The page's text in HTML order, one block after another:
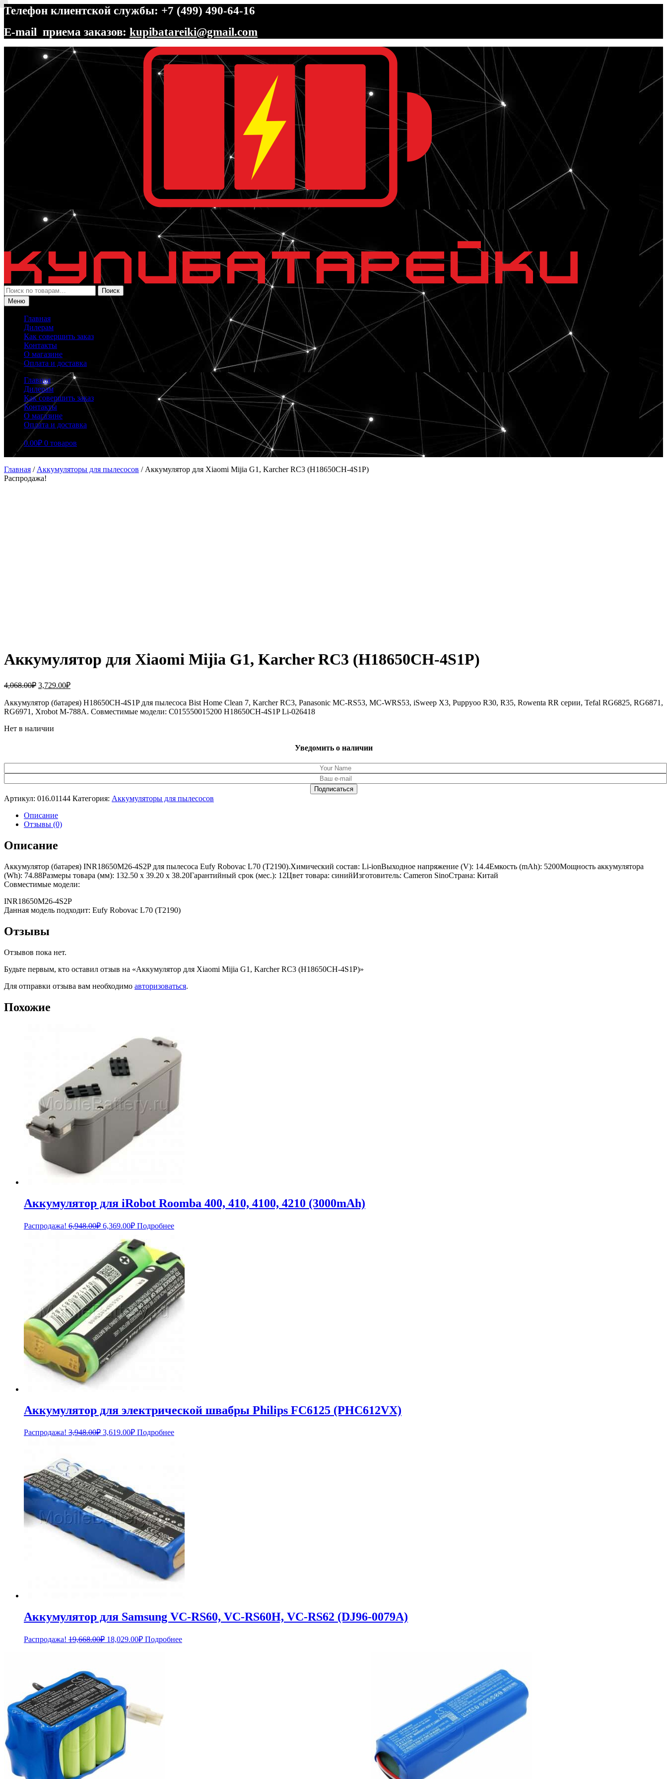
Телефон клиентской службы: +7 (499) 490-64-16
E-mail приема заказов: kupibatareiki@gmail.com
Перейти
навигации
Перейти
содержимому
Искать:
Поиск
Меню
Главная
Дилерам
Как совершить заказ
Контакты
О магазине
Оплата и доставка
Главная
Дилерам
Как совершить заказ
Контакты
О магазине
Оплата и доставка
0.00₽ 0 товаров
Главная / Аккумуляторы для пылесосов / Аккумулятор для Xiaomi Mijia G1, Karcher RC3 (H18650CH-4S1P)
Распродажа!
Аккумулятор для Xiaomi Mijia G1, Karcher RC3 (H18650CH-4S1P)
4,068.00₽ Первоначальная
составляла
4,068.00₽.
3,729.00₽Текущая
3,729.00₽.
Аккумулятор (батарея) H18650CH-4S1P для пылесоса Bist Home Clean 7, Karcher RC3, Panasonic MC-RS53, MC-WRS53, iSweep X3, Puppyoo R30, R35, Rowenta RR серии, Tefal RG6825, RG6871,
RG6971, Xrobot M-788A. Совместимые модели: C015550015200 H18650CH-4S1P Li-026418
Нет в наличии
Уведомить о наличии
Артикул: 016.01144 Категория: Аккумуляторы для пылесосов
Описание
Отзывы (0)
Описание
Аккумулятор (батарея) INR18650M26-4S2P для пылесоса Eufy Robovac L70 (T2190).Химический состав: Li-ionВыходное напряжение (V): 14.4Емкость (mAh): 5200Мощность аккумулятора
(Wh): 74.88Размеры товара (мм): 132.50 x 39.20 x 38.20Гарантийный срок (мес.): 12Цвет товара: синийИзготовитель: Cameron SinoСтрана: Китай
Совместимые модели:
INR18650M26-4S2P
Данная модель подходит: Eufy Robovac L70 (T2190)
Отзывы
Отзывов пока нет.
Будьте первым, кто оставил отзыв на «Аккумулятор для Xiaomi Mijia G1, Karcher RC3 (H18650CH-4S1P)»
Для отправки отзыва вам необходимо авторизоваться.
Похожие
Аккумулятор для iRobot Roomba 400, 410, 4100, 4210 (3000mAh)
Распродажа! 6,948.00₽ Первоначальная
составляла
6,948.00₽.
6,369.00₽Текущая
цена:
6,369.00₽.
Подробнее
Аккумулятор для электрической швабры Philips FC6125 (PHC612VX)
Распродажа! 3,948.00₽ Первоначальная
3,619.00₽Текущая
Подробнее
Аккумулятор для Samsung VC-RS60, VC-RS60H, VC-RS62 (DJ96-0079A)
Распродажа! 19,668.00₽ Первоначальная
18,029.00₽Текущая
цена:
Подробнее